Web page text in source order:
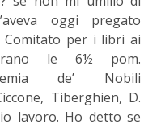
oggi pregato
Comitato per i libri ai
le 6½ pom.
de’ Nobili
Tiberghien, D.
lavoro. Ho detto se